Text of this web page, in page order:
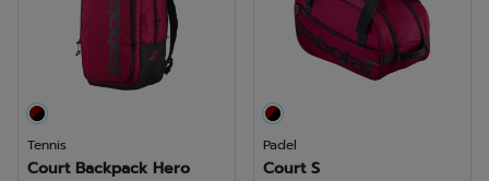
beoordeling
Tennis
Court Backpack Hero
Padel
Court S